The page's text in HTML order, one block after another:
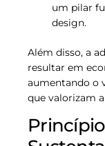
um pilar
design.
Além disso, a
resultar em
aumentando o
que valorizam